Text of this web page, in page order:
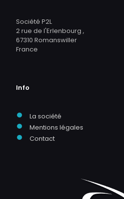
Société P2L
2 rue de l'Erlenbourg ,
67310 Romanswiller
France
Info
● La société
● Mentions légales
● Contact